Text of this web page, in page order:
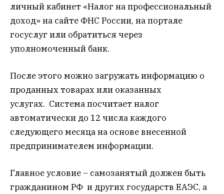
личный кабинет «Налог на профессиональный
доход» на сайте ФНС России, на портале
госуслуг или обратиться через
уполномоченный банк.
После этого можно загружать информацию о
проданных товарах или оказанных
услугах. Система посчитает налог
автоматически до 12 числа каждого
следующего месяца на основе внесенной
предпринимателем информации.
Главное условие – самозанятый должен быть
гражданином РФ и других государств ЕАЭС, а